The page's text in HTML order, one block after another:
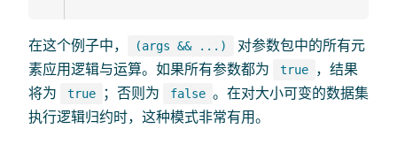
在这个例子中， (args && ...)
对参数包中的所有元
素应用逻辑与运算。如果所有参数都为
true
，结果
将为
true ；否则为 false 。在对大小可变的数据集
执行逻辑归约时，这种模式非常有用。